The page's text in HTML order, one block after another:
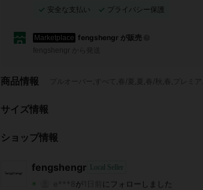
安全な支払い
プライバシー保護
Marketplace fengshengr が販売
fengshengr から発送
商品情報 プルオーバー,すべて,春/夏,夏,春/秋,春,プレミ
サイズ情報
ショップ情報
fengshengr Local Seller
4.56
が
4.56 1.5K 商品 150 フォロワー